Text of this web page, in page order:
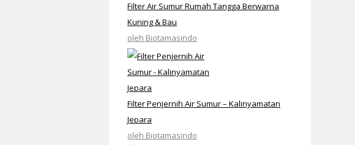
Filter Air Sumur Rumah Tangga Berwarna
Kuning & Bau
oleh Biotamasindo
Filter Penjernih Air Sumur – Kalinyamatan
Jepara
oleh Biotamasindo